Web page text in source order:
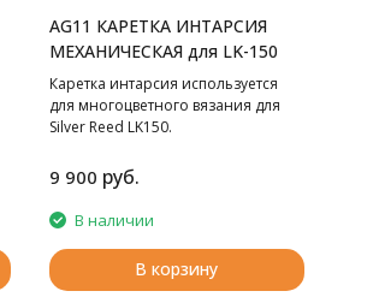
AG11 КАРЕТКА ИНТАРСИЯ
МЕХАНИЧЕСКАЯ для LK-150
Каретка интарсия используется
для многоцветного вязания для
Silver Reed LK150.
9 900 руб.
В наличии
В корзину